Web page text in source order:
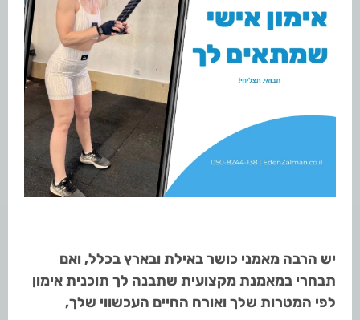
יש הרבה מאמני כושר באילת ובארץ בכלל, ואם
תבחרי במאמנת מקצועית שתבנה לך תוכנית אימון
לפי המטרות שלך ואורח החיים העכשווי שלך,